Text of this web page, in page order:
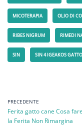
MICOTERAPIA OLIO DI
RIBES NIGRUM RIMEDI
SIN SIN 4 IGEAKOS
PRECEDENTE
Ferita gatto cane Cosa
la Ferita Non Rimargina